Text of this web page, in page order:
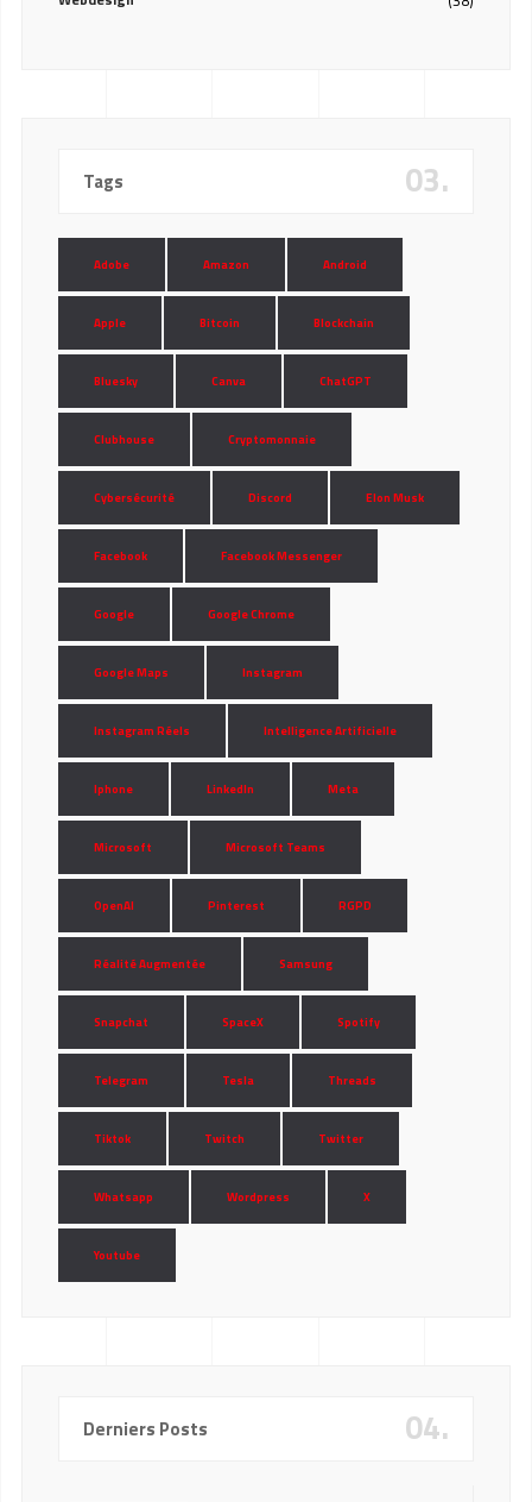
Tags 03.
Adobe Amazon Android
Apple Bitcoin Blockchain
Bluesky Canva ChatGPT
Clubhouse Cryptomonnaie
Cybersécurité Discord Elon Musk
Facebook Facebook Messenger
Google Google Chrome
Google Maps Instagram
Instagram Réels Intelligence Artificielle
Iphone LinkedIn Meta
Microsoft Microsoft Teams
OpenAI Pinterest RGPD
Réalité Augmentée Samsung
Snapchat SpaceX Spotify
Telegram Tesla Threads
Tiktok Twitch Twitter
Whatsapp Wordpress X
Youtube
Derniers Posts 04.